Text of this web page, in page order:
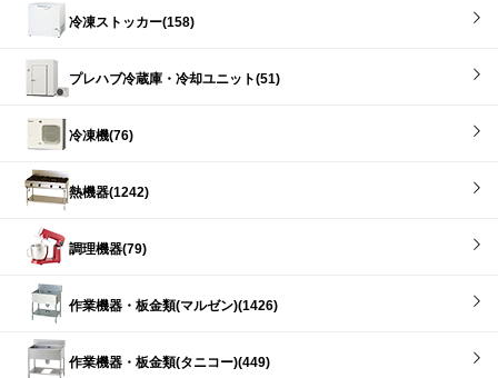
冷凍ストッカー(158)
プレハブ冷蔵庫・冷却ユニット(51)
冷凍機(76)
熱機器(1242)
調理機器(79)
作業機器・板金類(マルゼン)(1426)
作業機器・板金類(タニコー)(449)